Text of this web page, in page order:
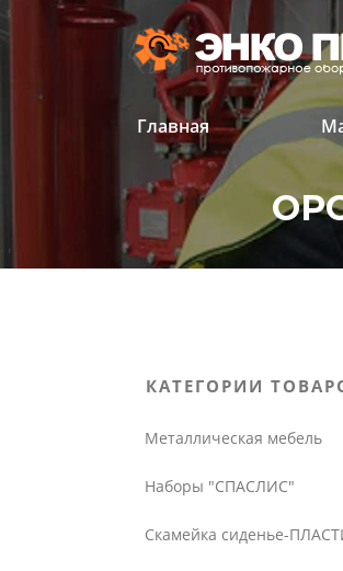
Перейти
к
Главная
'
КАТЕГОРИИ
Металлическая мебель
Наборы "СПАСЛИС"
Скамейка сиденье-